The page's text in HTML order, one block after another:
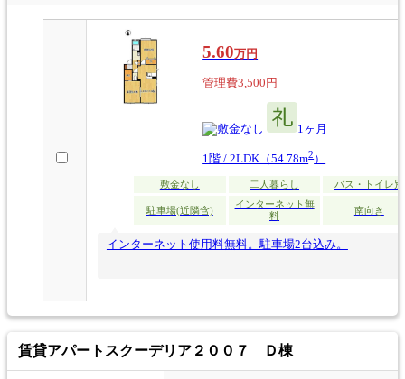
5.60万円
管理費3,500円
なし 1ヶ月
1階 / 2LDK（54.78m2）
敷金なし 二人暮らし バス・トイレ別
駐車場(近隣含)
インターネット無
料
南向き
インターネット使用料無料。駐車場2台込み。
賃貸アパート スクーデリア２００７ Ｄ棟